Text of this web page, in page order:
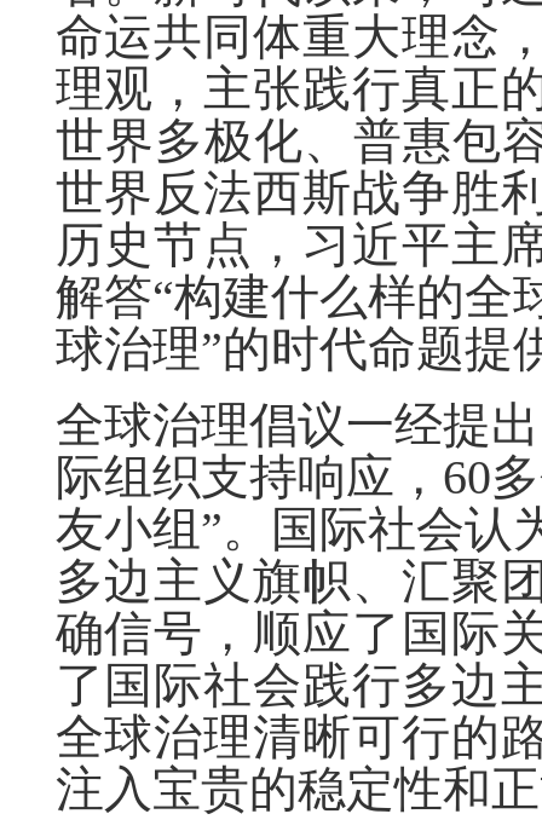
命运共同体重大理念
理观，主张践行真正
世界多极化、普惠包
世界反法西斯战争胜
历史节点，习近平主
解答“构建什么样的全
球治理”的时代命题提
全球治理倡议一经提
际组织支持响应，60
友小组”。国际社会认
多边主义旗帜、汇聚
确信号，顺应了国际
了国际社会践行多边
全球治理清晰可行的
注入宝贵的稳定性和